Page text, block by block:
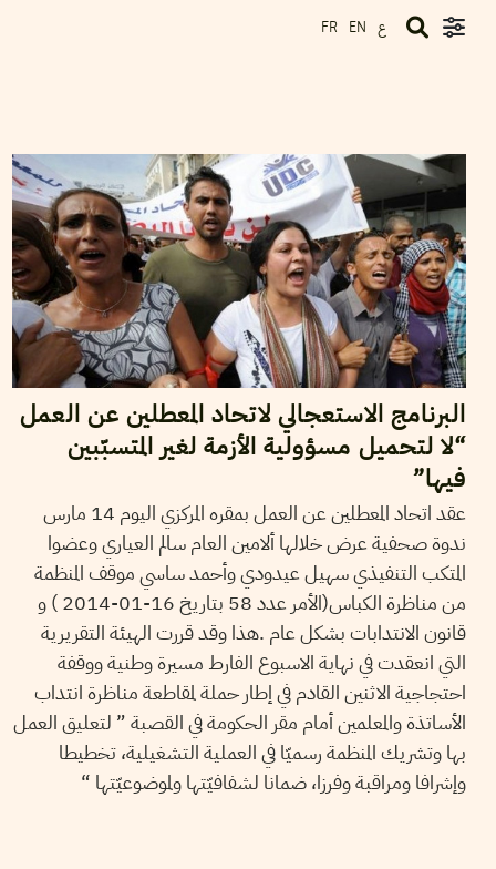
FR EN ع
البرنامج الاستعجالي لاتحاد المعطلين عن العمل
“لا لتحميل مسؤولية الأزمة لغير المتسبّبين
فيها”
عقد اتحاد المعطلين عن العمل بمقره المركزي اليوم 14 مارس
ندوة صحفية عرض خلالها ألامين العام سالم العياري وعضوا
المتكب التنفيذي سهيل عيدودي وأحمد ساسي موقف المنظمة
من مناظرة الكباس(الأمر عدد 58 بتاريخ 16-01-2014 ) و
قانون الانتدابات بشكل عام .هذا وقد قررت الهيئة التقريرية
التي انعقدت في نهاية الاسبوع الفارط مسيرة وطنية ووقفة
احتجاجية الاثنين القادم في إطار حملة لمقاطعة مناظرة انتداب
الأساتذة والمعلمين أمام مقر الحكومة في القصبة ” لتعليق العمل
بها وتشريك المنظمة رسميّا في العملية التشغيلية، تخطيطا
وإشرافا ومراقبة وفرزا، ضمانا لشفافيّتها ولموضوعيّتها “